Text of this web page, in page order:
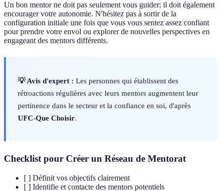
Un bon mentor ne doit pas seulement vous guider; il doit également
encourager votre autonomie. N'hésitez pas à sortir de la
configuration initiale une fois que vous vous sentez assez confiant
pour prendre votre envol ou explorer de nouvelles perspectives en
engageant des mentors différents.
💡 Avis d'expert : Les personnes qui établissent des
rétroactions régulières avec leurs mentors augmentent leur
pertinence dans le secteur et la confiance en soi, d'après
UFC-Que Choisir.
Checklist pour Créer un Réseau de Mentorat
[ ] Définit vos objectifs clairement
[ ] Identifie et contacte des mentors potentiels